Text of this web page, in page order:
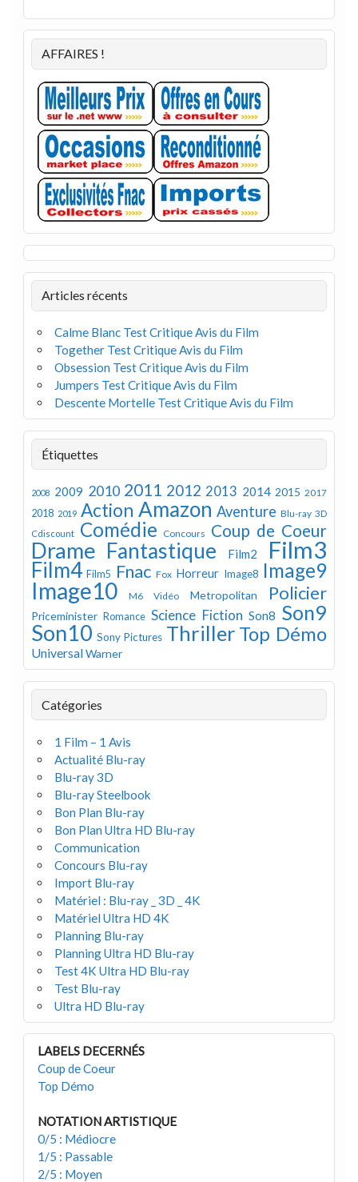
AFFAIRES !
Articles récents
Calme Blanc Test Critique Avis du Film
Together Test Critique Avis du Film
Obsession Test Critique Avis du Film
Jumpers Test Critique Avis du Film
Descente Mortelle Test Critique Avis du Film
Étiquettes
2008 2009 2010 2011 2012 2013 2014 2015 2017
2018 2019 Action Amazon Aventure Blu-ray 3D
Cdiscount Comédie Concours Coup de Coeur
Drame Fantastique Film2 Film3
Film4 Film5 Fnac Fox Horreur Image8 Image9
Image10 M6 Vidéo Metropolitan Policier
Priceminister Romance Science Fiction Son8 Son9
Son10 Sony Pictures Thriller Top Démo
UniversalWarner
Catégories
1 Film – 1 Avis
Actualité Blu-ray
Blu-ray 3D
Blu-ray Steelbook
Bon Plan Blu-ray
Bon Plan Ultra HD Blu-ray
Communication
Concours Blu-ray
Import Blu-ray
Matériel : Blu-ray _ 3D _ 4K
Matériel Ultra HD 4K
Planning Blu-ray
Planning Ultra HD Blu-ray
Test 4K Ultra HD Blu-ray
Test Blu-ray
Ultra HD Blu-ray
LABELS DECERNÉS
Coup de Coeur
Top Démo
NOTATION ARTISTIQUE
0/5 : Médiocre
1/5 : Passable
2/5 : Moyen